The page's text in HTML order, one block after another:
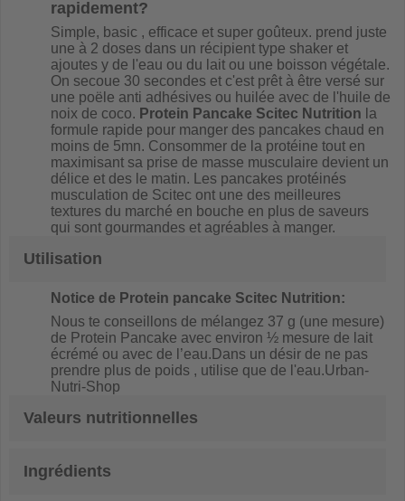
rapidement?
Simple, basic , efficace et super goûteux. prend juste
une à 2 doses dans un récipient type shaker et
ajoutes y de l'eau ou du lait ou une boisson végétale.
On secoue 30 secondes et c'est prêt à être versé sur
une poële anti adhésives ou huilée avec de l'huile de
noix de coco. Protein Pancake Scitec Nutrition la
formule rapide pour manger des pancakes chaud en
moins de 5mn. Consommer de la protéine tout en
maximisant sa prise de masse musculaire devient un
délice et des le matin. Les pancakes protéinés
musculation de Scitec ont une des meilleures
textures du marché en bouche en plus de saveurs
qui sont gourmandes et agréables à manger.
Utilisation
Notice de Protein pancake Scitec Nutrition:
Nous te conseillons de mélangez 37 g (une mesure)
de Protein Pancake avec environ ½ mesure de lait
écrémé ou avec de l’eau.Dans un désir de ne pas
prendre plus de poids , utilise que de l'eau.Urban-
Nutri-Shop
Valeurs nutritionnelles
Ingrédients